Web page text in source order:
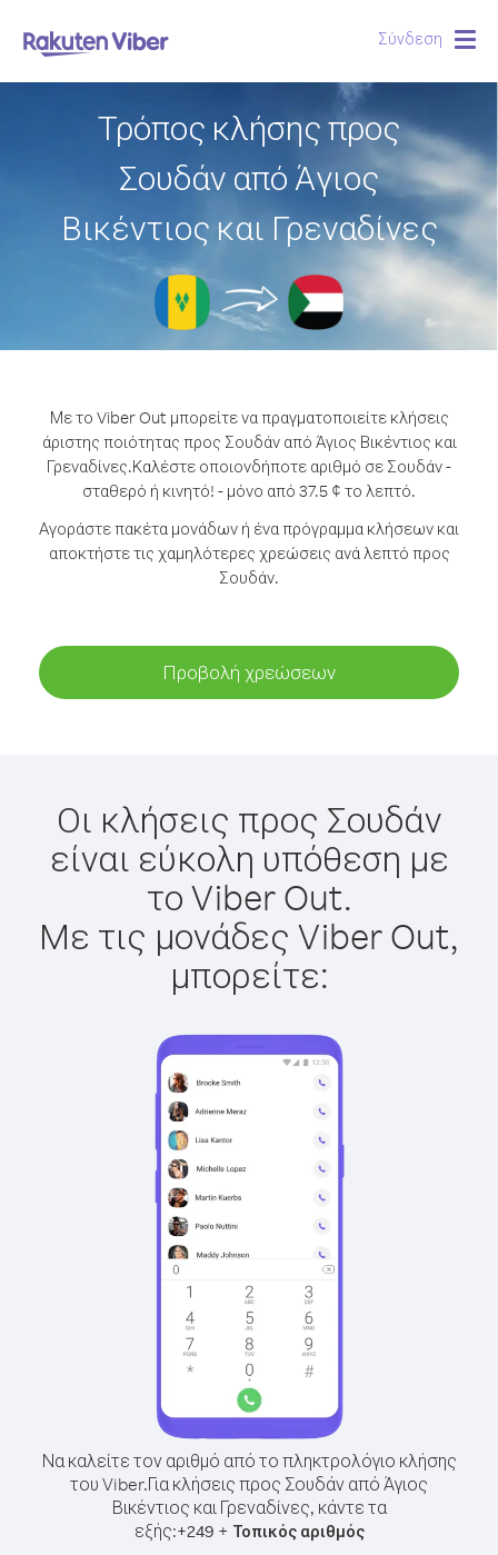
Σύνδεση
Τρόπος κλήσης προς
Σουδάν από Άγιος
Βικέντιος και Γρεναδίνες
Με το Viber Out μπορείτε να πραγματοποιείτε κλήσεις
άριστης ποιότητας προς Σουδάν από Άγιος Βικέντιος και
Γρεναδίνες.Καλέστε οποιονδήποτε αριθμό σε Σουδάν -
σταθερό ή κινητό! - μόνο από 37.5 ¢ το λεπτό.
Αγοράστε πακέτα μονάδων ή ένα πρόγραμμα κλήσεων και
αποκτήστε τις χαμηλότερες χρεώσεις ανά λεπτό προς
Σουδάν.
Προβολή χρεώσεων
Οι κλήσεις προς Σουδάν
είναι εύκολη υπόθεση με
το Viber Out.
Με τις μονάδες Viber Out,
μπορείτε:
Να καλείτε τον αριθμό από το πληκτρολόγιο κλήσης
του Viber.Για κλήσεις προς Σουδάν από Άγιος
Βικέντιος και Γρεναδίνες, κάντε τα
εξής:+249 + Τοπικός αριθμός